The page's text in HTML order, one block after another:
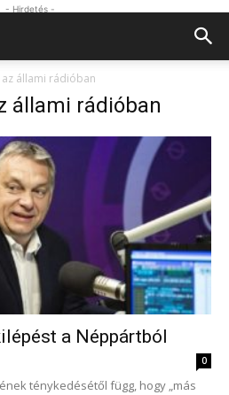
- Hirdetés -
állami rádióban
állami rádióban
a Néppártból
0
ténykedésétől függ, hogy „más